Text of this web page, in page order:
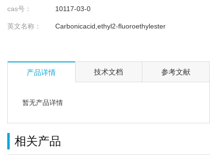
cas号： 10117-03-0
英文名称： Carbonicacid,ethyl2-fluoroethylester
产品详情 技术文档 参考文献
暂无产品详情
相关产品